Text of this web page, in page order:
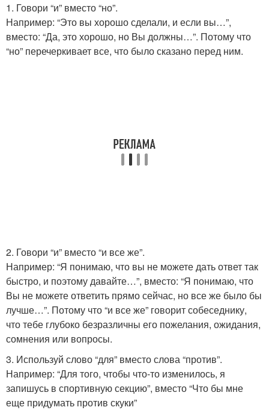
1. Говори “и” вместо “но”.
Например: “Это вы хорошо сделали, и если вы…”,
вместо: “Да, это хорошо, но Вы должны…”. Потому что
“но” перечеркивает все, что было сказано перед ним.
2. Говори “и” вместо “и все же”.
Например: “Я понимаю, что вы не можете дать ответ так
быстро, и поэтому давайте…”, вместо: “Я понимаю, что
Вы не можете ответить прямо сейчас, но все же было бы
лучше…”. Потому что “и все же” говорит собеседнику,
что тебе глубоко безразличны его пожелания, ожидания,
сомнения или вопросы.
3. Используй слово “для” вместо слова “против”.
Например: “Для того, чтобы что-то изменилось, я
запишусь в спортивную секцию”, вместо “Что бы мне
еще придумать против скуки”